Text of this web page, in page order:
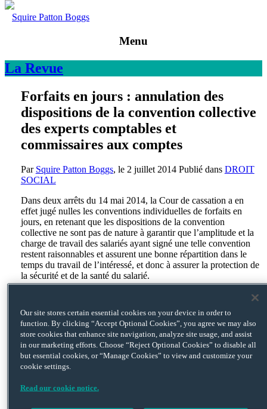
Squire Patton Boggs
Menu
La Revue
Forfaits en jours : annulation des
dispositions de la convention collective
des experts comptables et
commissaires aux comptes
Par Squire Patton Boggs, le 2 juillet 2014Publié dans DROIT
SOCIAL
Dans deux arrêts du 14 mai 2014, la Cour de cassation a en
effet jugé nulles les conventions individuelles de forfaits en
jours, en retenant que les dispositions de la convention
collective ne sont pas de nature à garantir que l’amplitude et la
charge de travail des salariés ayant signé une telle convention
restent raisonnables et assurent une bonne répartition dans le
temps du travail de l’intéressé, et donc à assurer la protection de
la sécurité et de la santé du salarié.
cumulatives suivantes :
une définition des cadres « autonomes » dont le temps de
travail peut être régi par une convention de forfaits en
jours ;
une durée maximale de travail annuel de 217 jours
semaine, en précisant pour ces deux derniers, que des
Our site stores certain essential cookies on your device in order to
function. By clicking “Accept Optional Cookies”, you agree we may also
store cookies that enhance site navigation, analyze site usage, and assist
in our marketing efforts. Choose “Reject Optional Cookies” to disable all
but essential cookies, or “Manage Cookies” to view and customize your
cookie settings.
Read our cookie notice.